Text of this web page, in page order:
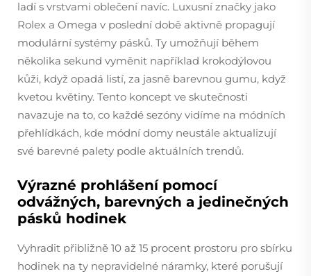
ladí s vrstvami oblečení navíc. Luxusní značky jako
Rolex a Omega v poslední době aktivně propagují
modulární systémy pásků. Ty umožňují během
několika sekund vyměnit například krokodýlovou
kůži, když opadá listí, za jasně barevnou gumu, když
kvetou květiny. Tento koncept ve skutečnosti
navazuje na to, co každé sezóny vidíme na módních
přehlídkách, kde módní domy neustále aktualizují
své barevné palety podle aktuálních trendů.
Výrazné prohlášení pomocí
odvážných, barevných a jedinečných
pásků hodinek
Vyhradit přibližně 10 až 15 procent prostoru pro sbírku
hodinek na ty nepravidelné náramky, které porušují